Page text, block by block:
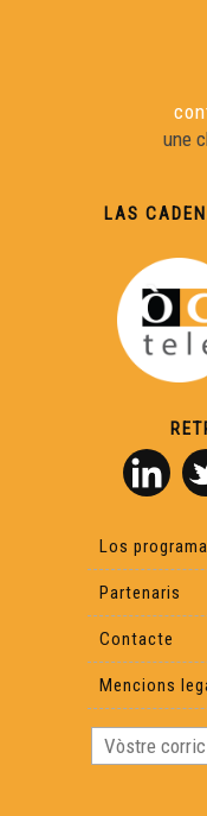
une
LAS
Los
Partenaris
Contacte
Mencions